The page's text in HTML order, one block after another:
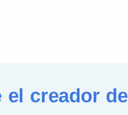
el creador de